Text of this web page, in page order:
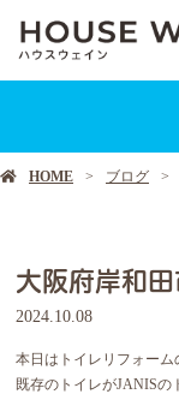
HOME ブログ
大阪府岸和
2024.10.08
本日はトイレリフォー
既存のトイレがJANISの